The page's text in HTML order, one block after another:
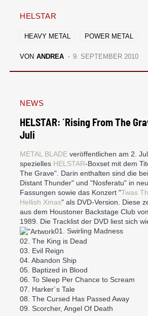
HELSTAR
HEAVY METAL POWER METAL
VON ANDREA 9. SEPTEMBER 2010
NEWS
HELSTAR: ´Rising From The
Juli
METAL BLADE veröffentlichen am 2.
spezielles HELSTAR-Boxset mit dem
The Grave". Darin enthalten sind die
Distant Thunder" und "Nosferatu" in
Fassungen sowie das Konzert "Twas
Hellish Xmas" als DVD-Version. Diese
aus dem Houstoner Backstage Club
1989. Die Tracklist der DVD liest sich
01. Swirling Madness
02. The King is Dead
03. Evil Reign
04. Abandon Ship
05. Baptized in Blood
06. To Sleep Per Chance to Scream
07. Harker´s Tale
08. The Cursed Has Passed Away
09. Scorcher, Angel Of Death